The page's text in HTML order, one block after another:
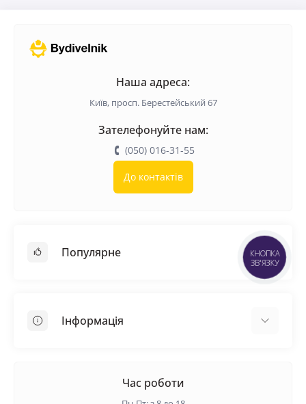
Наша адреса:
Київ, просп. Берестейський 67
Зателефонуйте нам:
(050) 016-31-55
До контактів
Популярне
Самовирівнююча суміш
Інформація
Час роботи
КНОПКА
ЗВ'ЯЗКУ